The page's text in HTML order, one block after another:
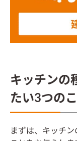
キッチンの
たい3つの
まずは、キッチ